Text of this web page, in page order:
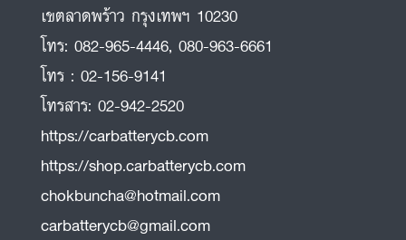
เขตลาดพร้าว กรุงเทพฯ 10230
โทร: 082-965-4446, 080-963-6661
โทร : 02-156-9141
โทรสาร: 02-942-2520
https://carbatterycb.com
https://shop.carbatterycb.com
chokbuncha@hotmail.com
carbatterycb@gmail.com